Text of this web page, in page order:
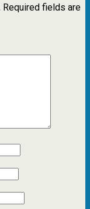
Required fields are